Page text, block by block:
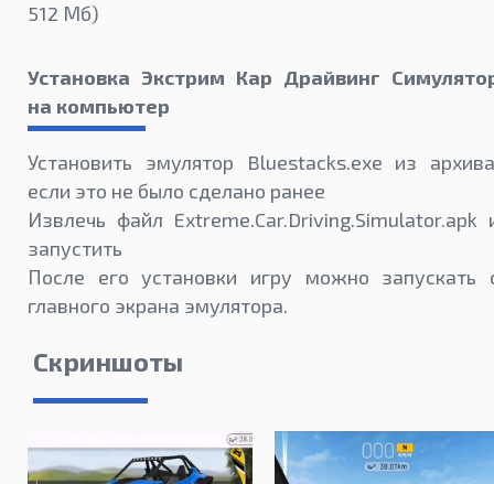
512 Мб)
Установка Экстрим Кар Драйвинг
на компьютер
Установить эмулятор Bluestacks.exe из
если это не было сделано ранее
Извлечь файл Extreme.Car.Driving.Simulator.apk
запустить
После его установки игру можно запускать
главного экрана эмулятора.
Скриншоты